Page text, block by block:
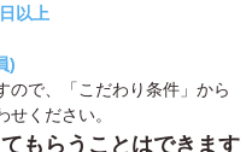
以上
)
ので、「こだわり条件」から
ください。
もらうことはできます